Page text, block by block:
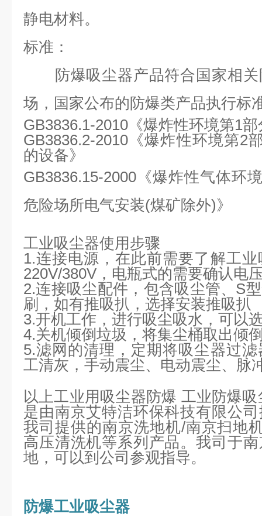
静电材料。
标准：
防爆吸尘器产品符合国家相关
场，国家公布的防爆类产品执行标
GB3836.1-2010《爆炸性环境第1
GB3836.2-2010《爆炸性环境第2
的设备》
GB3836.15-2000《爆炸性气体环
危险场所电气安装(煤矿除外)》
工业吸尘器使用步骤
1.连接电源，在此前需要了解工
220V/380V，电瓶式的需要确认电
2.连接吸尘配件，包含吸尘管、S
刷，如有推吸扒，选择安装推吸扒
3.开机工作，进行吸尘吸水，可以
4.关机倾倒垃圾，将集尘桶取出倾
5.滤网的清理，定期将吸尘器过
工清灰，手动震尘、电动震尘、脉
以上工业用吸尘器防爆 工业防爆
是由南京艾特洁环保科技有限公
我司提供的南京洗地机/南京扫地
高压清洗机等系列产品。我司于
地，可以到公司参观指导。
防爆工业吸尘器